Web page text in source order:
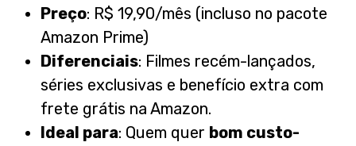
Preço: R$ 19,90/mês (incluso no pacote
Amazon Prime)
Diferenciais: Filmes recém-lançados,
séries exclusivas e benefício extra com
frete grátis na Amazon.
Ideal para: Quem quer bom custo-